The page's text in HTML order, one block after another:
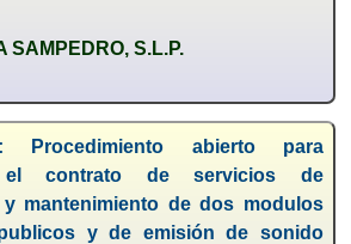
SAMPEDRO, S.L.P.
Procedimiento abierto para
el contrato de servicios de
y mantenimiento de dos modulos
y de emisión de sonido